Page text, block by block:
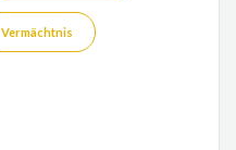
Vermächtnis